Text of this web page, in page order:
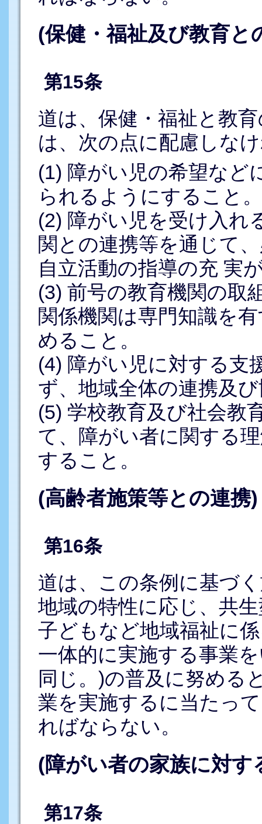
(保健・福祉及び教育と
第15条
道は、保健・福祉と教
は、次の点に配慮しな
(1) 障がい児の希望など
られるようにすること。
(2) 障がい児を受け入れ
関との連携等を通じて
自立活動の指導の充 実
(3) 前号の教育機関の取
関係機関は専門知識を
めること。
(4) 障がい児に対する支
ず、地域全体の連携及
(5) 学校教育及び社会教
て、障がい者に関する
すること。
(高齢者施策等との連携)
第16条
道は、この条例に基づ
地域の特性に応じ、共
子どもなど地域福祉に
一体的に実施する事業
同じ。)の普及に努める
業を実施するに当たっ
ればならない。
(障がい者の家族に対す
第17条